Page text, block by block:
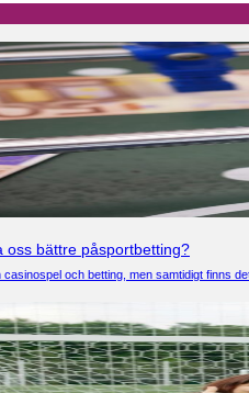
oss bättre påsportbetting?
casinospel och betting, men samtidigt finns